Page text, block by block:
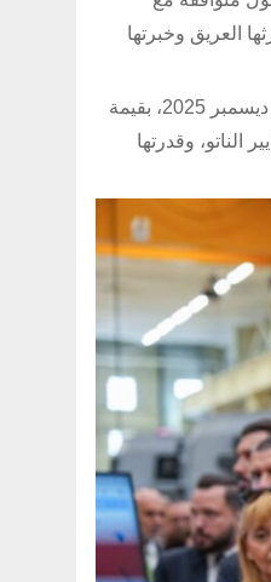
العريق وخبرتها
وشهد التعاون بين أسيلسان وبولندا مؤخرًا دفعة جديدة من خلال توقيع اتفاقية تصدير كبرى لأنظمة الحرب الإلكترونية في ديسمبر 2025، بقيمة
الناتو، وقدرتها